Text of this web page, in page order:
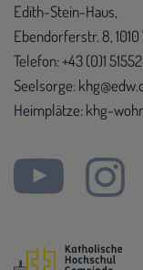
Edith-Stein-Haus,
Ebendorferstr. 8, 1010
Telefon: +43 (0)1
Seelsorge:
Heimplätze: khg-